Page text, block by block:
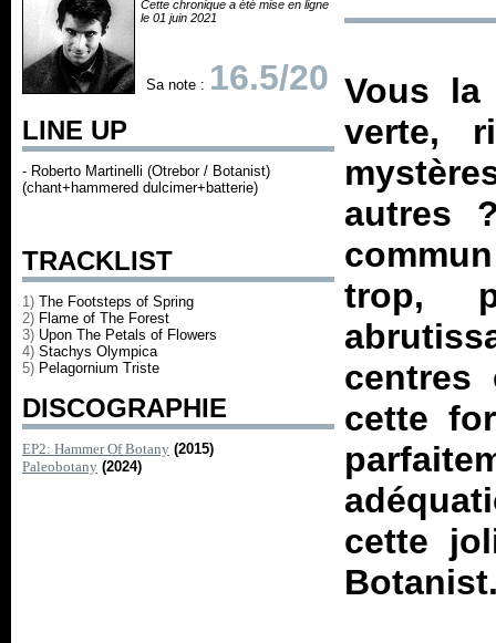
Cette chronique a été mise en ligne
le 01 juin 2021
Sa note : 16.5/20
LINE UP
- Roberto Martinelli (Otrebor / Botanist)
(chant+hammered dulcimer+batterie)
TRACKLIST
1) The Footsteps of Spring
2) Flame of The Forest
3) Upon The Petals of Flowers
4) Stachys Olympica
5) Pelagornium Triste
DISCOGRAPHIE
EP2: Hammer Of Botany (2015)
Paleobotany (2024)
Vous
verte,
autres
trop,
centres
cette
cette